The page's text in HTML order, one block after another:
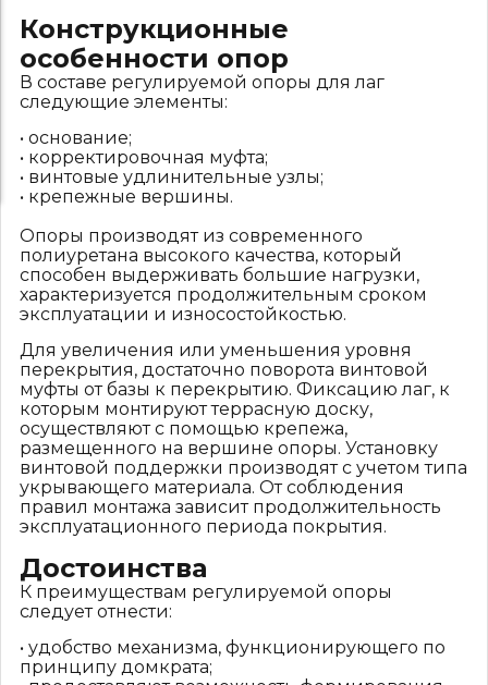
Конструкционные
особенности опор
В составе регулируемой опоры для лаг
следующие элементы:
• основание;
• корректировочная муфта;
• винтовые удлинительные узлы;
• крепежные вершины.
Опоры производят из современного
полиуретана высокого качества, который
способен выдерживать большие нагрузки,
характеризуется продолжительным сроком
эксплуатации и износостойкостью.
Для увеличения или уменьшения уровня
перекрытия, достаточно поворота винтовой
муфты от базы к перекрытию. Фиксацию лаг, к
которым монтируют террасную доску,
осуществляют с помощью крепежа,
размещенного на вершине опоры. Установку
винтовой поддержки производят с учетом типа
укрывающего материала. От соблюдения
правил монтажа зависит продолжительность
эксплуатационного периода покрытия.
Достоинства
К преимуществам регулируемой опоры
следует отнести:
• удобство механизма, функционирующего по
принципу домкрата;